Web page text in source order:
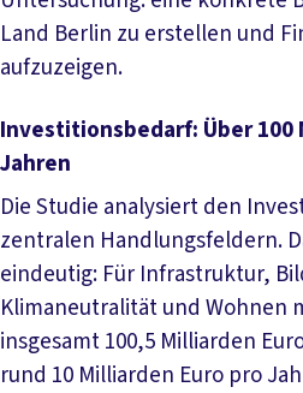
Land Berlin zu erstellen und
aufzuzeigen.
Investitionsbedarf: Über 100
Jahren
Die Studie analysiert den
zentralen Handlungsfeldern.
eindeutig: Für Infrastruktur,
Klimaneutralität und Wohnen
insgesamt 100,5 Milliarden
rund 10 Milliarden Euro pro